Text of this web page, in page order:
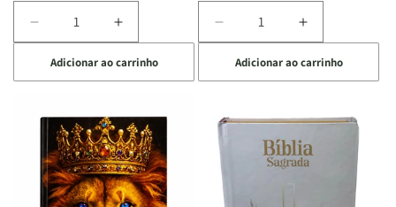
Diminuir
a
quantidade
de
com
Mulheres
da
Bíblia
Aumentar
a
quantidade
de
com
as
Mulheres
da
Bíblia
Adicionar ao carrinho
Diminuir
a
quantidade
de
a
Bíblia
Livro
por
Livro
Aumentar
a
quantidade
de
a
Bíblia
Livro
Adicionar ao carrinho